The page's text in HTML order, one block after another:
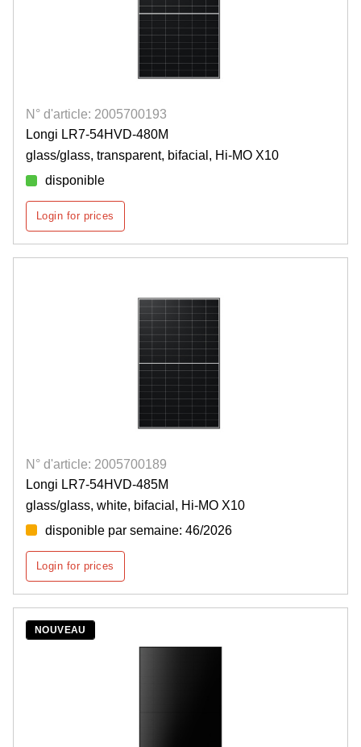
N° d'article: 2005700193
Longi LR7-54HVD-480M
glass/glass, transparent, bifacial, Hi-MO X10
disponible
Login for prices
N° d'article: 2005700189
Longi LR7-54HVD-485M
glass/glass, white, bifacial, Hi-MO X10
disponible par semaine: 46/2026
Login for prices
NOUVEAU